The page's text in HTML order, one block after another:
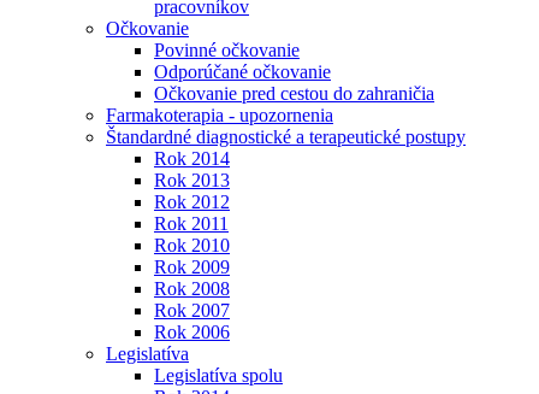
pracovníkov
Očkovanie
Povinné očkovanie
Odporúčané očkovanie
Očkovanie pred cestou do zahraničia
Farmakoterapia - upozornenia
Štandardné diagnostické a terapeutické postupy
Rok 2014
Rok 2013
Rok 2012
Rok 2011
Rok 2010
Rok 2009
Rok 2008
Rok 2007
Rok 2006
Legislatíva
Legislatíva spolu